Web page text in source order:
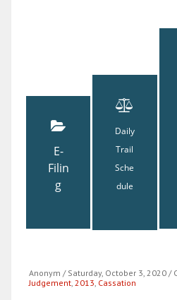
E-
Filin
g
Daily
Trail
Sche
dule
Anonym / Saturday, October 3, 2020 /
Judgement, 2013, Cassation